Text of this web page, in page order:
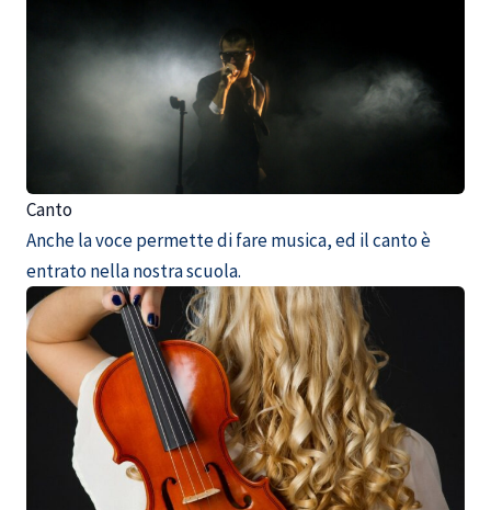
Canto
Anche la voce permette di fare musica, ed il canto è
entrato nella nostra scuola.